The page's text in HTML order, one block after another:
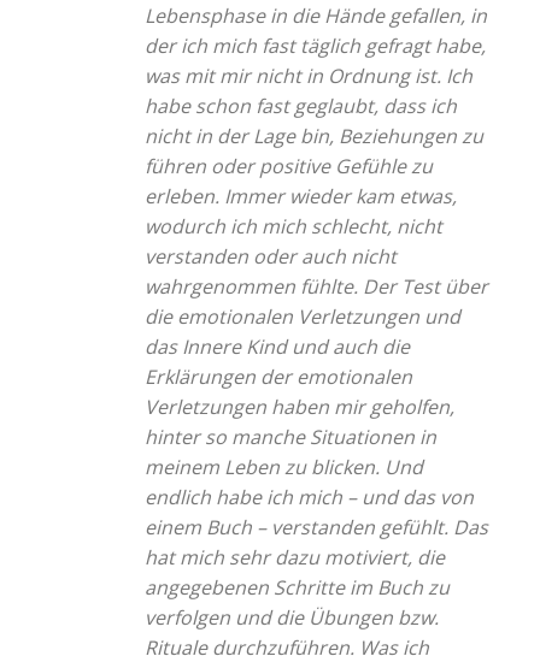
Lebensphase in die Hände gefallen, in
der ich mich fast täglich gefragt habe,
was mit mir nicht in Ordnung ist. Ich
habe schon fast geglaubt, dass ich
nicht in der Lage bin, Beziehungen zu
führen oder positive Gefühle zu
erleben. Immer wieder kam etwas,
wodurch ich mich schlecht, nicht
verstanden oder auch nicht
wahrgenommen fühlte. Der Test über
die emotionalen Verletzungen und
das Innere Kind und auch die
Erklärungen der emotionalen
Verletzungen haben mir geholfen,
hinter so manche Situationen in
meinem Leben zu blicken. Und
endlich habe ich mich – und das von
einem Buch – verstanden gefühlt. Das
hat mich sehr dazu motiviert, die
angegebenen Schritte im Buch zu
verfolgen und die Übungen bzw.
Rituale durchzuführen. Was ich